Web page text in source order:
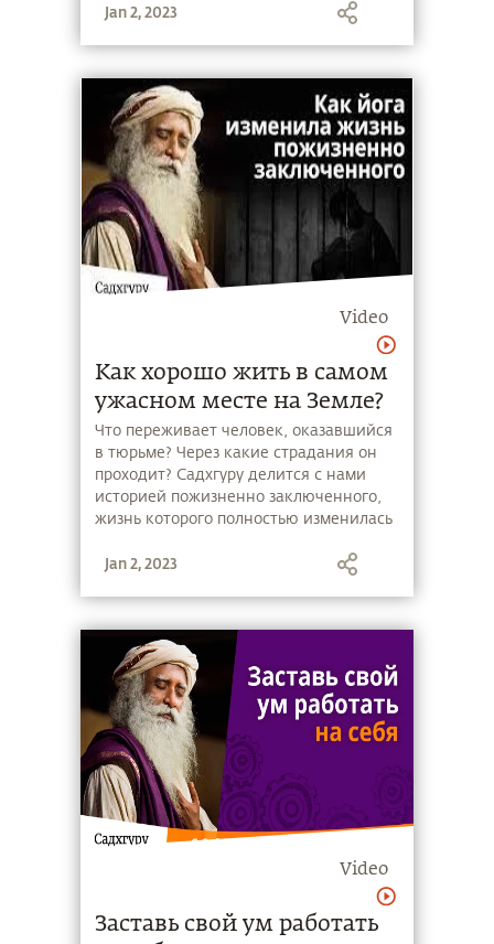
Jan 2, 2023
Video
Как хорошо жить в самом
ужасном месте на Земле?
Что переживает человек, оказавшийся
в тюрьме? Через какие страдания он
проходит? Садхгуру делится c нами
историей пожизненно заключенного,
жизнь которого полностью изменилась
Jan 2, 2023
Video
Заставь свой ум работать